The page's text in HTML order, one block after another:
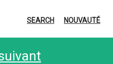
SEARCH NOUVAUTÉ